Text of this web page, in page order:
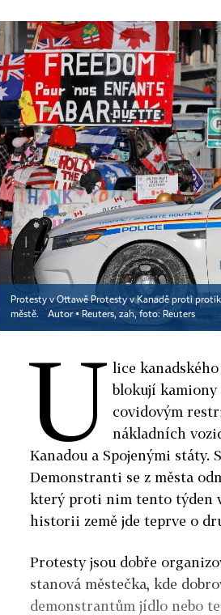
Protesty v Ottawě Protesty v Kanadě proti
městě.
Autor ▪ Reuters, zah, foto: Reuters
U lice
blokují
covidovým
nákladních
Kanadou a Spojenými státy.
Demonstranti se z města
který proti nim tento týden
historii země jde teprve o
Protesty jsou dobře
stanová městečka, kde
demonstrantům jídlo nebo